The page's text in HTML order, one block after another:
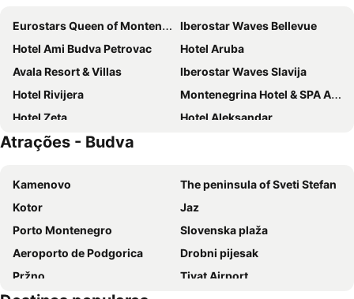
Eurostars Queen of Montenegro
Iberostar Waves Bellevue
Hotel Ami Budva Petrovac
Hotel Aruba
Avala Resort & Villas
Iberostar Waves Slavija
Hotel Rivijera
Montenegrina Hotel & SPA All-Inclusive
Hotel Zeta
Hotel Aleksandar
Montebay Perla
Crowne Plaza Budva by IHG
Hotel Splendido
Hotel La mer
Boutique Hotel Momentum by Aycon
Hotel Riva by Aycon
Hotel Eleven
Hotel Harmonia by Dukley
Hotel Oaza
Splendid Conference & Spa Resort
Hotel Svarog
Atrações - Budva
Kamenovo
The peninsula of Sveti Stefan
Kotor
Jaz
Porto Montenegro
Slovenska plaža
Aeroporto de Podgorica
Drobni pijesak
Pržno
Tivat Airport